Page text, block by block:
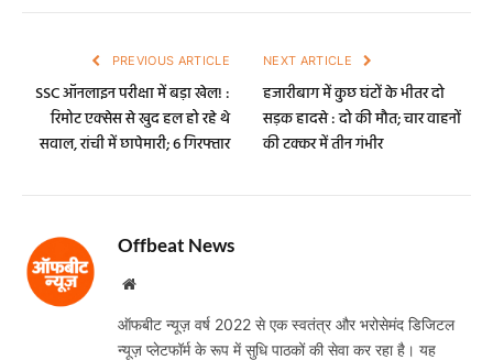
PREVIOUS ARTICLE
SSC ऑनलाइन परीक्षा में बड़ा खेल! :
रिमोट एक्सेस से खुद हल हो रहे थे
सवाल, रांची में छापेमारी; 6 गिरफ्तार
NEXT ARTICLE
हजारीबाग में कुछ घंटों के भीतर दो
सड़क हादसे : दो की मौत; चार वाहनों
की टक्कर में तीन गंभीर
Offbeat News
Website
ऑफबीट न्यूज़ वर्ष 2022 से एक स्वतंत्र और भरोसेमंद डिजिटल
न्यूज़ प्लेटफॉर्म के रूप में सुधि पाठकों की सेवा कर रहा है। यह